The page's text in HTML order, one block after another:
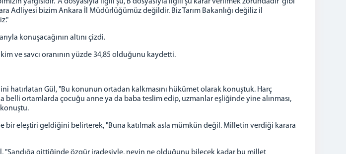
Adliyesi bizim Ankara İl Müdürlüğümüz değildir. Biz Tarım Bakanlığı değiliz il
konuşacağının altını çizdi.
ve savcı oranının yüzde 34,85 olduğunu kaydetti.
hatırlatan Gül, "Bu konunun ortadan kalkmasını hükümet olarak konuştuk. Harç
belli ortamlarda çocuğu anne ya da baba teslim edip, uzmanlar eşliğinde yine alınması,
bir eleştiri geldiğini belirterek, "Buna katılmak asla mümkün değil. Milletin verdiği karara